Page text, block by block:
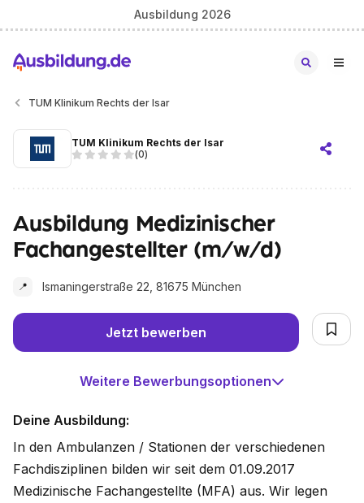
Ausbildung 2026
TUM Klinikum Rechts der Isar
TUM Klinikum Rechts der Isar
(0)
Ausbildung Medizinischer
Fachangestellter (m/w/d)
📍 Ismaningerstraße 22, 81675 München
Jetzt bewerben
Weitere Bewerbungsoptionen
Deine Ausbildung:
In den Ambulanzen / Stationen der verschiedenen
Fachdisziplinen bilden wir seit dem 01.09.2017
Medizinische Fachangestellte (MFA) aus. Wir legen